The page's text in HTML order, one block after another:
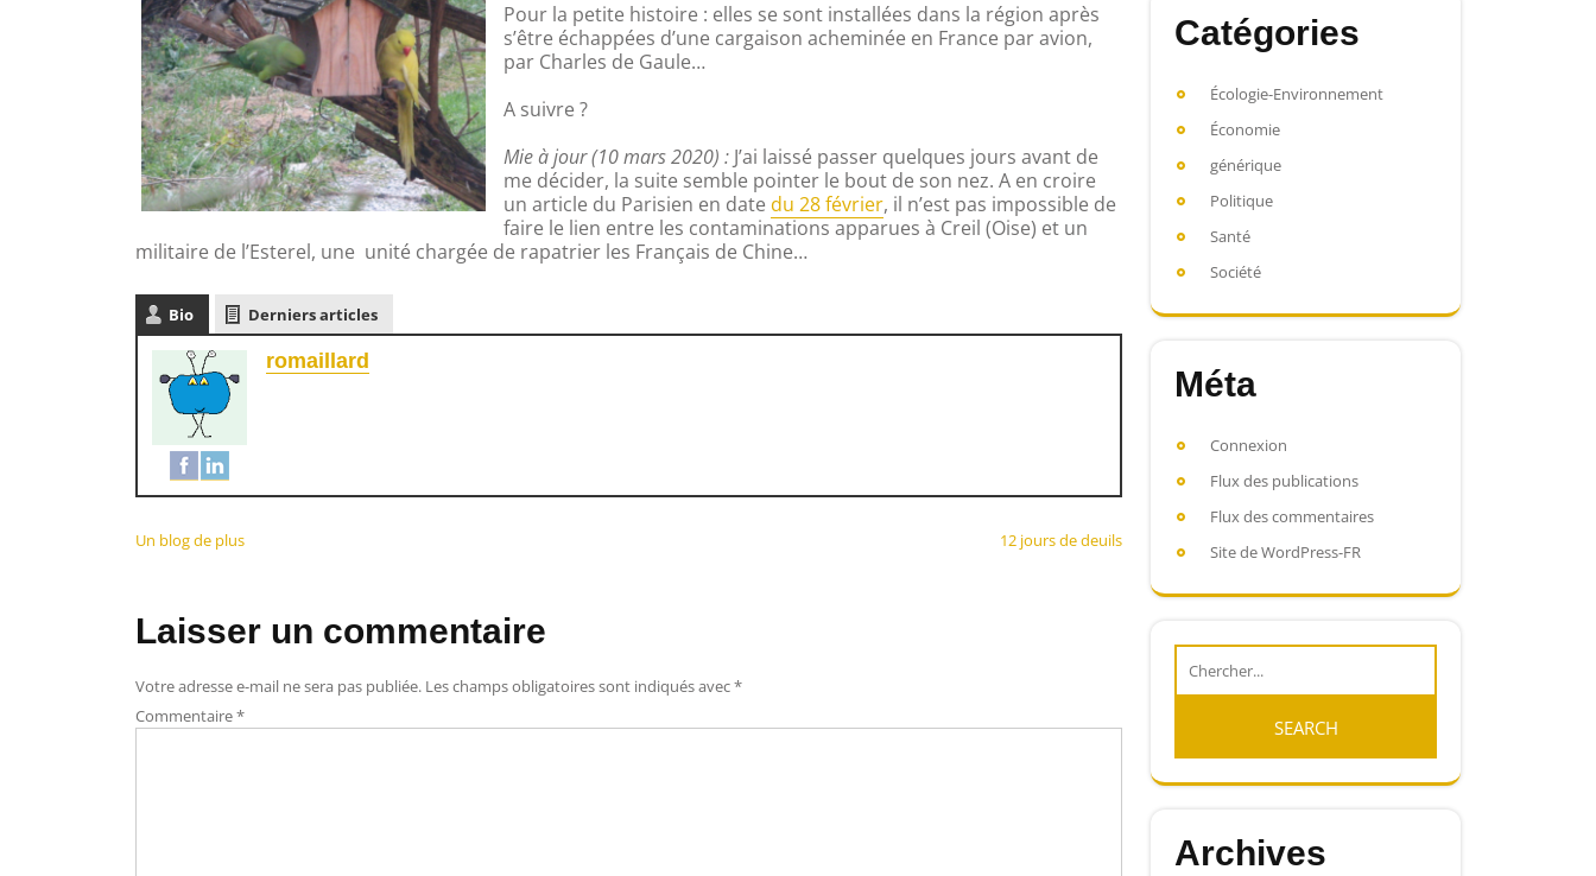
Pour la petite histoire : elles se sont installées dans la région après
s’être échappées d’une cargaison acheminée en France par avion,
par Charles de Gaule…
A suivre ?
Mie à jour (10 mars 2020) : J’ai laissé passer quelques jours avant de
me décider, la suite semble pointer le bout de son nez. A en croire
un article du Parisien en date du 28 février, il n’est pas impossible de
faire le lien entre les contaminations apparues à Creil (Oise) et un
militaire de l’Esterel, une unité chargée de rapatrier les Français de Chine…
Bio Derniers articles
romaillard
Un blog de plus 12 jours de deuils
Laisser un commentaire
Votre adresse e-mail ne sera pas publiée. Les champs obligatoires sont indiqués avec*
Commentaire*
Catégories
Écologie-Environnement
Économie
générique
Politique
Santé
Société
Méta
Connexion
Flux des publications
Flux des commentaires
Site de WordPress-FR
Archives